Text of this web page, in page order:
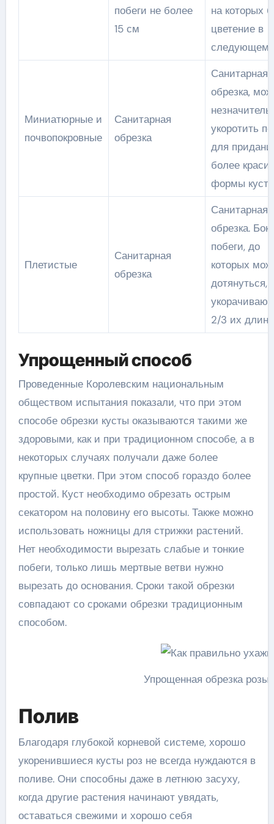
побеги не более
15 см
на которых
цветение в
следующем
Миниатюрные и
почвопокровные
Санитарная
обрезка
Санитарная
обрезка,
укоротить
для
более
формы
Плетистые
Санитарная
обрезка
Санитарная
обрезка.
побеги, до
которых
дотянуться,
2/3 их
Упрощенный способ
Проведенные Королевским национальным
обществом испытания показали, что при этом
способе обрезки кусты оказываются такими же
здоровыми, как и при традиционном способе, а в
некоторых случаях получали даже более
крупные цветки. При этом способ гораздо более
простой. Куст необходимо обрезать острым
секатором на половину его высоты. Также можно
использовать ножницы для стрижки растений.
Нет необходимости вырезать слабые и тонкие
побеги, только лишь мертвые ветви нужно
вырезать до основания. Сроки такой обрезки
совпадают со сроками обрезки традиционным
способом.
Упрощенная обрезка
Полив
Благодаря глубокой корневой системе, хорошо
укоренившиеся кусты роз не всегда нуждаются в
поливе. Они способны даже в летнюю засуху,
когда другие растения начинают увядать,
оставаться свежими и хорошо себя